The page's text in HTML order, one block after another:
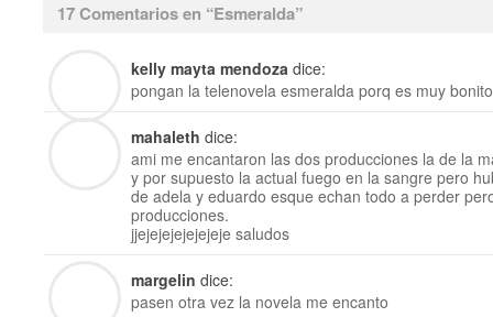
17 Comentarios en “Esmeralda”
kelly mayta mendoza dice:
pongan la telenovela esmeralda porq es muy
mahaleth dice:
ami me encantaron las dos producciones la de la
y por supuesto la actual fuego en la sangre pero
de adela y eduardo esque echan todo a perder
producciones.
jjejejejejejejeje saludos
margelin dice:
pasen otra vez la novela me encanto